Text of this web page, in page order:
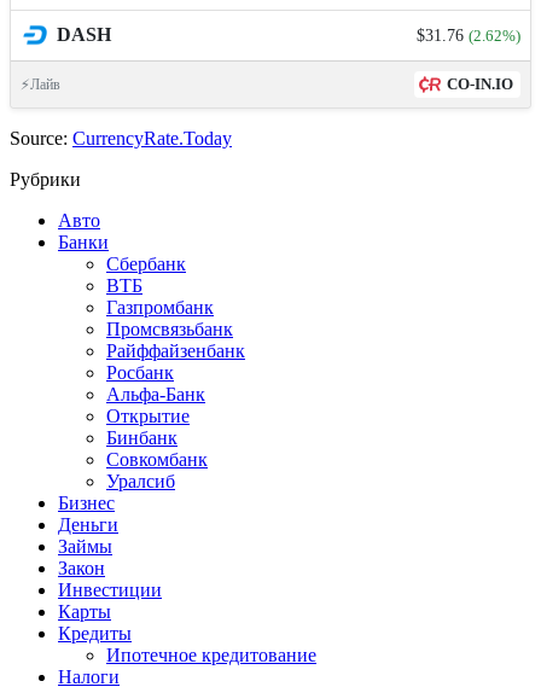
DASH $31.76 (2.62%)
⚡Лайв CO-IN.IO
Source: CurrencyRate.Today
Рубрики
Авто
Банки
Сбербанк
ВТБ
Газпромбанк
Промсвязьбанк
Райффайзенбанк
Росбанк
Альфа-Банк
Открытие
Бинбанк
Совкомбанк
Уралсиб
Бизнес
Деньги
Займы
Закон
Инвестиции
Карты
Кредиты
Ипотечное кредитование
Налоги